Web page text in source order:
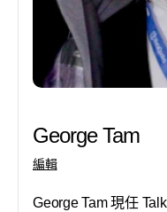
George Tam
編輯
George Tam 現任